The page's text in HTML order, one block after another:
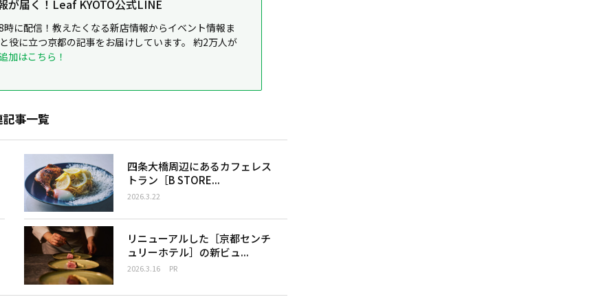
が届く！Leaf KYOTO公式LINE
に配信！教えたくなる新店情報からイベント情報ま
役に立つ京都の記事をお届けしています。 約2万人が
加はこちら！
事一覧
四条大橋周辺にあるカフェレス
トラン［B STORE...
2026.3.22
リニューアルした［京都センチ
ュリーホテル］の新ビュ...
2026.3.16 PR